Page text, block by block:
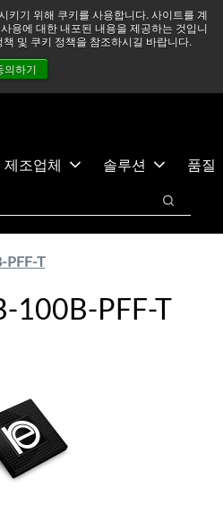
키기 위해 쿠키를 사용합니다. 사이트를 계
용에 대한 내포된 내용을 제공하는 것입니
및 쿠키 정책을 참조하시길 바랍니다.
의하기
주시하고 있으며, 모든 서비스는
있습니다. 더 읽어보기 →
문의하기
제조업체 솔루션
품질
검색
PFF-T
100B-PFF-T